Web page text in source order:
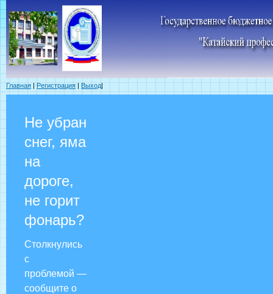
Главная | Регистрация | Выход|
Не убран
снег, яма
на
дороге,
не горит
фонарь?
Столкнулись
с
проблемой —
сообщите о